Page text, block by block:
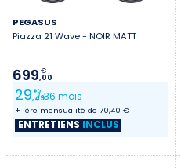
PEGASUS
Piazza 21 Wave - NOIR MATT
699,00
€
29,49
€/ 36 mois
+ 1ère mensualité de 70,40 €
ENTRETIENS INCLUS